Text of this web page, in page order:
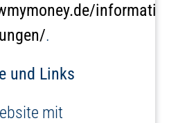
.
und Links
mit